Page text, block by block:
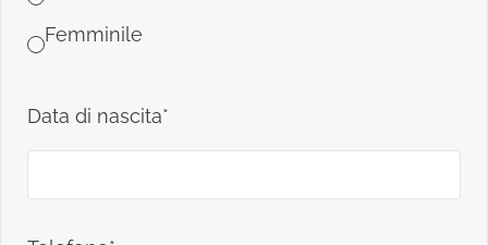
Femminile
Data di nascita*